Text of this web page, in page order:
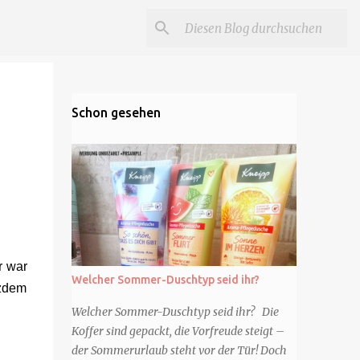
war
Schon gesehen
Welcher Sommer-Duschtyp seid ihr?
Welcher Sommer-Duschtyp seid ihr? Die
Koffer sind gepackt, die Vorfreude steigt –
der Sommerurlaub steht vor der Tür! Doch